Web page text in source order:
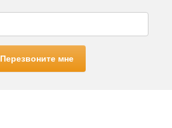
Перезвоните мне